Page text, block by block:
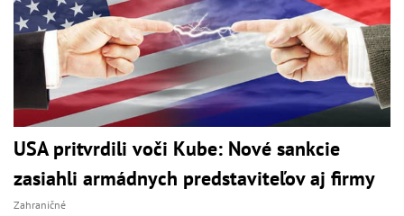
USA pritvrdili voči Kube: Nové sankcie
zasiahli armádnych predstaviteľov aj firmy
Zahraničné